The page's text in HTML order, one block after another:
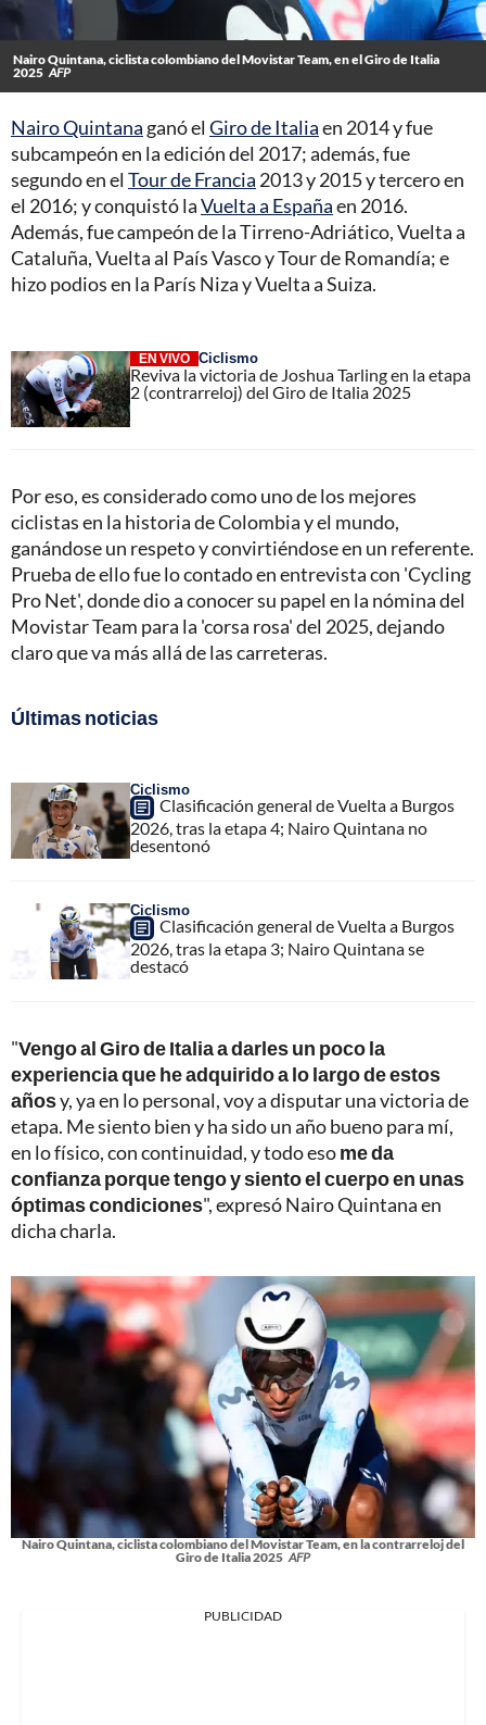
Nairo Quintana, ciclista colombiano del Movistar Team, en el Giro de Italia
2025 AFP
Nairo Quintana ganó el Giro de Italiaen 2014 y fue
subcampeón en la edición del 2017; además, fue
segundo en el Tour de Francia 2013 y 2015 y tercero en
el 2016; y conquistó laVuelta a Españaen 2016.
Además, fue campeón de la Tirreno-Adriático, Vuelta a
Cataluña, Vuelta al País Vasco y Tour de Romandía; e
hizo podios en la París Niza y Vuelta a Suiza.
EN VIVO Ciclismo
Reviva la victoria de Joshua Tarling en la etapa
2 (contrarreloj) del Giro de Italia 2025
Por eso, es considerado como uno de los mejores
ciclistas en la historia de Colombia y el mundo,
ganándose un respeto y convirtiéndose en un referente.
Prueba de ello fue lo contado en entrevista con 'Cycling
Pro Net', donde dio a conocer su papel en la nómina del
Movistar Team para la 'corsa rosa' del 2025, dejando
claro que va más allá de las carreteras.
Últimas noticias
Ciclismo
Clasificación general de Vuelta a Burgos
2026, tras la etapa 4; Nairo Quintana no
desentonó
Ciclismo
Clasificación general de Vuelta a Burgos
2026, tras la etapa 3; Nairo Quintana se
destacó
"Vengo al Giro de Italia a darles un poco la
experiencia que he adquirido a lo largo de estos
añosy, ya en lo personal, voy a disputar una victoria de
etapa. Me siento bien y ha sido un año bueno para mí,
en lo físico, con continuidad, y todo esome da
confianza porque tengo y siento el cuerpo en unas
óptimas condiciones", expresó Nairo Quintana en
dicha charla.
Nairo Quintana, ciclista colombiano del Movistar Team, en la contrarreloj del
Giro de Italia 2025 AFP
PUBLICIDAD